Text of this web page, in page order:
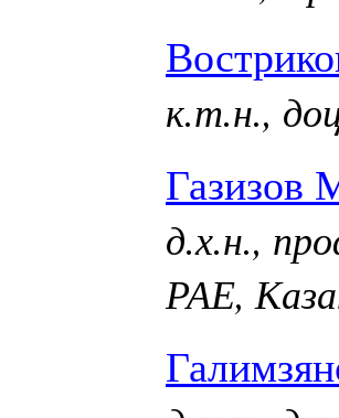
к.т.н.,
Газизов
д.х.н.,
РАЕ,